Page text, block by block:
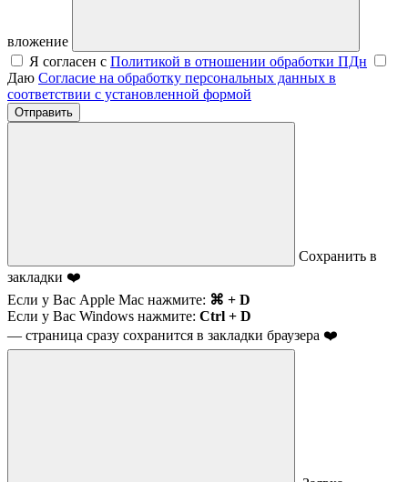
вложение
Я согласен с Политикой в отношении обработки ПДн
Даю Согласие на обработку персональных данных в
соответствии с установленной формой
Отправить
Сохранить в
закладки ❤️
Если у Вас Apple Mac нажмите: ⌘ + D
Если у Вас Windows нажмите: Ctrl + D
— страница сразу сохранится в закладки браузера ❤️